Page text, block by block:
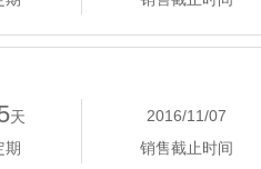
天
期
2016/11/07
销售截止时间